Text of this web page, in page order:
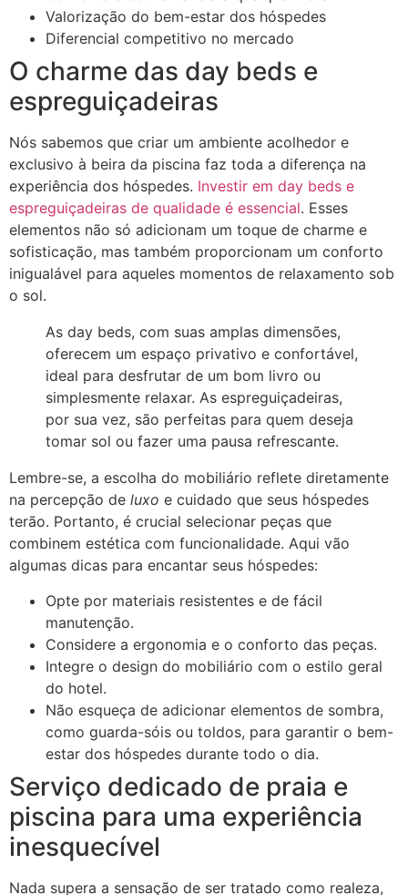
Valorização do bem-estar dos hóspedes
Diferencial competitivo no mercado
O charme das day beds e
espreguiçadeiras
Nós sabemos que criar um ambiente acolhedor e
exclusivo à beira da piscina faz toda a diferença na
experiência dos hóspedes. Investir em day beds e
espreguiçadeiras de qualidade é essencial. Esses
elementos não só adicionam um toque de charme e
sofisticação, mas também proporcionam um conforto
inigualável para aqueles momentos de relaxamento sob
o sol.
As day beds, com suas amplas dimensões,
oferecem um espaço privativo e confortável,
ideal para desfrutar de um bom livro ou
simplesmente relaxar. As espreguiçadeiras,
por sua vez, são perfeitas para quem deseja
tomar sol ou fazer uma pausa refrescante.
Lembre-se, a escolha do mobiliário reflete diretamente
na percepção de luxo e cuidado que seus hóspedes
terão. Portanto, é crucial selecionar peças que
combinem estética com funcionalidade. Aqui vão
algumas dicas para encantar seus hóspedes:
Opte por materiais resistentes e de fácil
manutenção.
Considere a ergonomia e o conforto das peças.
Integre o design do mobiliário com o estilo geral
do hotel.
Não esqueça de adicionar elementos de sombra,
como guarda-sóis ou toldos, para garantir o bem-
estar dos hóspedes durante todo o dia.
Serviço dedicado de praia e
piscina para uma experiência
inesquecível
Nada supera a sensação de ser tratado como realeza,